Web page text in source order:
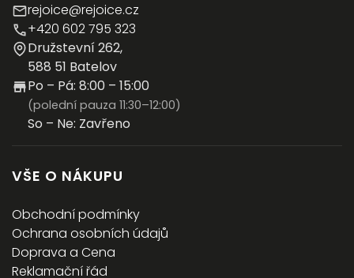
rejoice@rejoice.cz
+420 602 795 323
Družstevní 262,
588 51 Batelov
Po – Pá: 8:00 – 15:00
(polední pauza 11:30–12:00)
So – Ne: Zavřeno
VŠE O NÁKUPU
Obchodní podmínky
Ochrana osobních údajů
Doprava a Cena
Reklamační řád